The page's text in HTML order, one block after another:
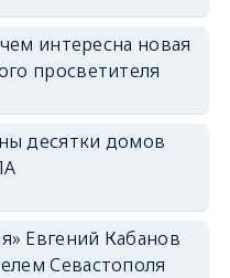
интересна новая
просветителя
десятки домов
Евгений Кабанов
Севастополя